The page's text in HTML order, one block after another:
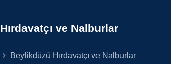
Hırdavatçı ve Nalburlar
Beylikdüzü Hırdavatçı ve Nalburlar